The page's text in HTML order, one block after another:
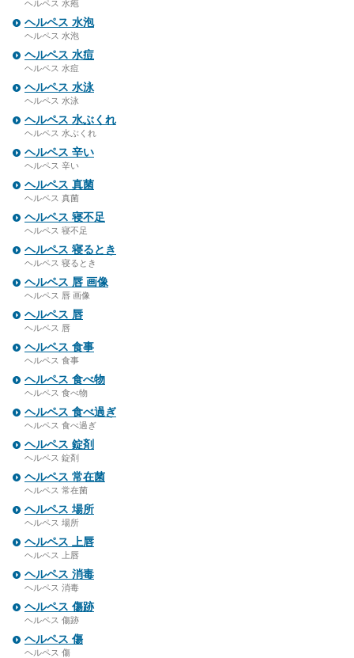
ヘルペス 水疱
ヘルペス 水泡
ヘルペス 水泡
ヘルペス 水痘
ヘルペス 水痘
ヘルペス 水泳
ヘルペス 水泳
ヘルペス 水ぶくれ
ヘルペス 水ぶくれ
ヘルペス 辛い
ヘルペス 辛い
ヘルペス 真菌
ヘルペス 真菌
ヘルペス 寝不足
ヘルペス 寝不足
ヘルペス 寝るとき
ヘルペス 寝るとき
ヘルペス 唇 画像
ヘルペス 唇 画像
ヘルペス 唇
ヘルペス 唇
ヘルペス 食事
ヘルペス 食事
ヘルペス 食べ物
ヘルペス 食べ物
ヘルペス 食べ過ぎ
ヘルペス 食べ過ぎ
ヘルペス 錠剤
ヘルペス 錠剤
ヘルペス 常在菌
ヘルペス 常在菌
ヘルペス 場所
ヘルペス 場所
ヘルペス 上唇
ヘルペス 上唇
ヘルペス 消毒
ヘルペス 消毒
ヘルペス 傷跡
ヘルペス 傷跡
ヘルペス 傷
ヘルペス 傷